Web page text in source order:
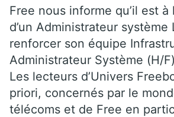
Free nous informe qu’il est
d’un Administrateur système
renforcer son équipe
Administrateur Système (H/
Les lecteurs d’Univers
priori, concernés par le
télécoms et de Free en